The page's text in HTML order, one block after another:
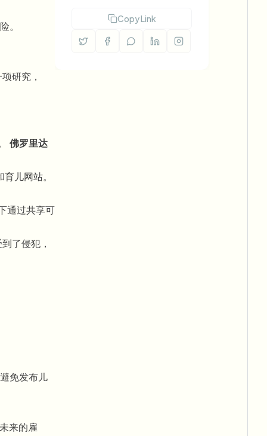
。
研究，
佛罗里达
儿网站。
通过共享可
了侵犯，
免发布儿
来的雇
Copy Link